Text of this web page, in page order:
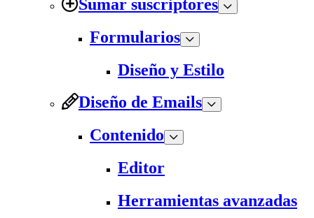
Sumar suscriptores
Formularios
Diseño y Estilo
Diseño de Emails
Contenido
Editor
Herramientas avanzadas